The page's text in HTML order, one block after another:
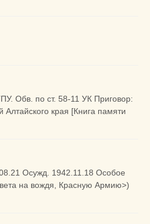
Обв. по ст. 58-11 УК Приговор:
края [Книга памяти
Осужд. 1942.11.18 Особое
на вождя, Красную Армию>)